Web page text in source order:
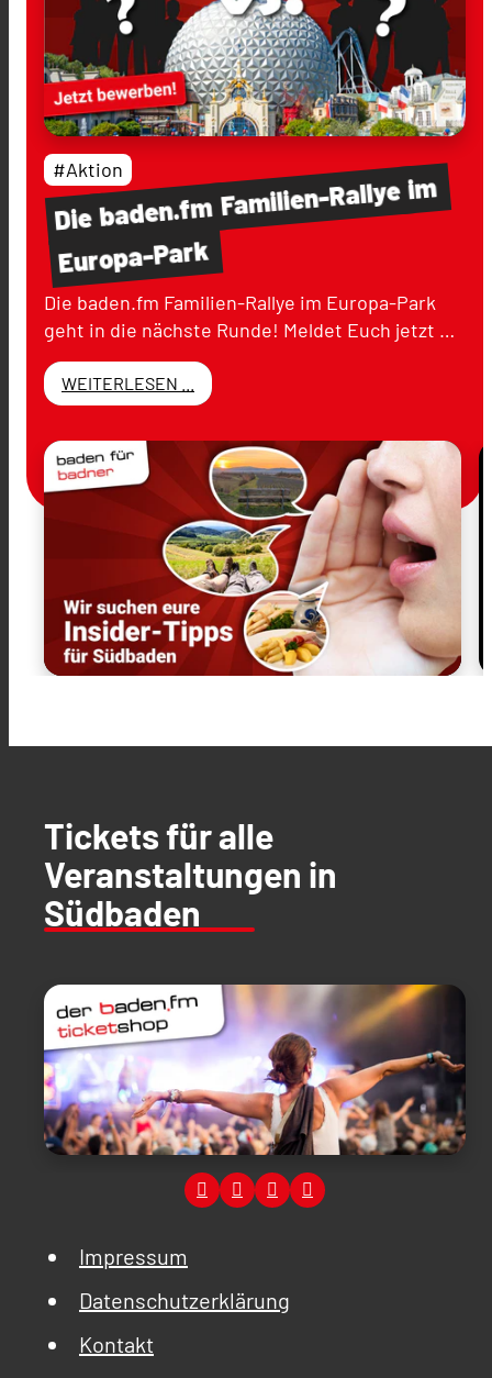
Diebaden.fmFamilien-Rallyeim
Europa-Park
#Aktion
Die baden.fm Familien-Rallye im Europa-Park
geht in die nächste Runde! Meldet Euch jetzt …
WEITERLESEN ...
Tickets für alle
Veranstaltungen in
Südbaden
Impressum
Datenschutzerklärung
Kontakt